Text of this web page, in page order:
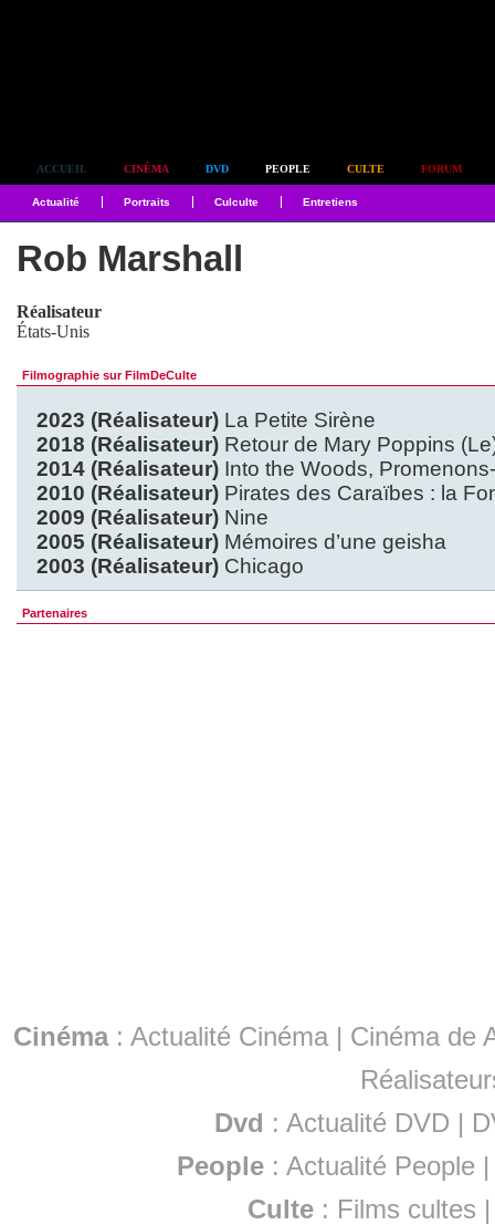
ACCUEIL CINÉMA DVD PEOPLE CULTE FORUM
Actualité Portraits Culculte Entretiens
Rob Marshall
Réalisateur
États-Unis
Filmographie sur FilmDeCulte
2023 (Réalisateur) La Petite Sirène
2018 (Réalisateur) Retour de Mary Poppins
2014 (Réalisateur) Into the Woods,
2010 (Réalisateur) Pirates des Caraïbes : la
2009 (Réalisateur) Nine
2005 (Réalisateur) Mémoires d’une geisha
2003 (Réalisateur) Chicago
Partenaires
Cinéma: Actualité Cinéma | Cinéma de
Dvd : Actualité DVD |
People :Actualité People
Culte : Films cultes